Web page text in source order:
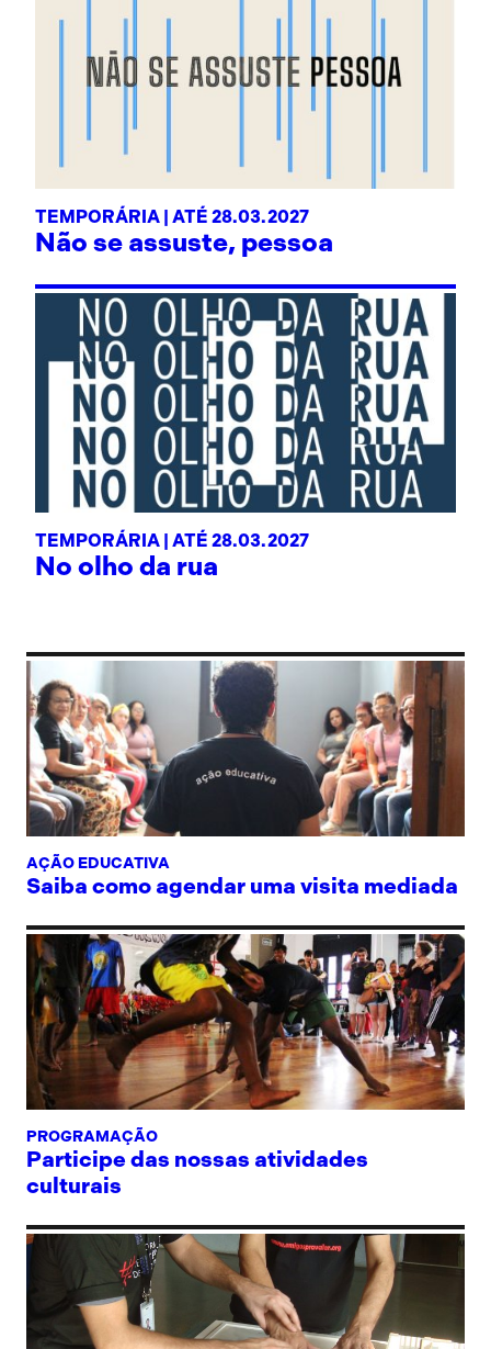
TEMPORÁRIA | ATÉ 28.03.2027
Não se assuste, pessoa
TEMPORÁRIA | ATÉ 28.03.2027
No olho da rua
AÇÃO EDUCATIVA
Saiba como agendar uma visita mediada
PROGRAMAÇÃO
Participe das nossas atividades
culturais